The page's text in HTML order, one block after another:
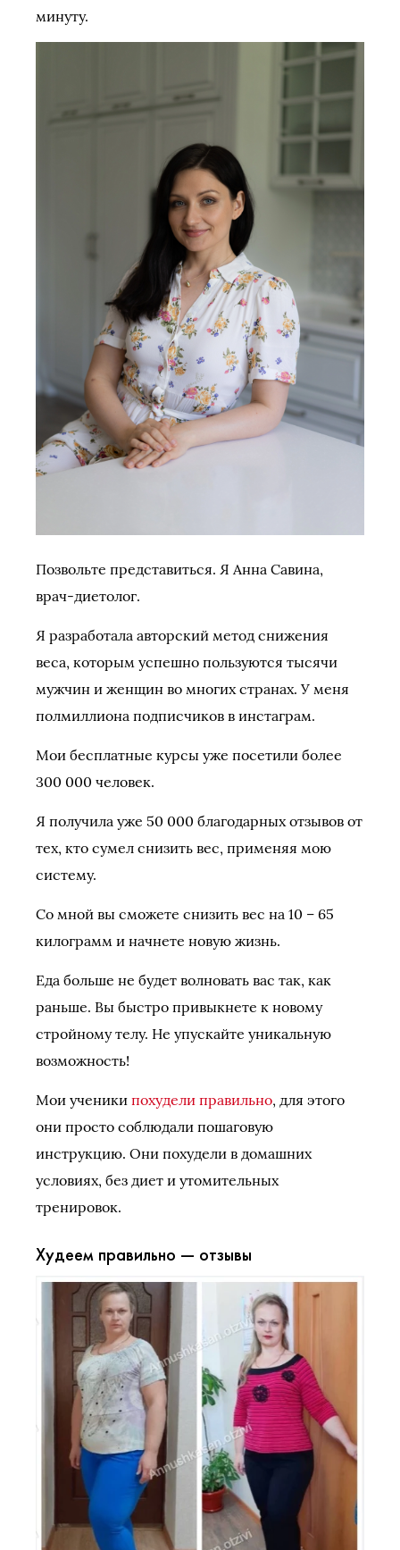
минуту.
Позвольте представиться. Я Анна Савина,
врач-диетолог.
Я разработала авторский метод снижения
веса, которым успешно пользуются тысячи
мужчин и женщин во многих странах. У меня
полмиллиона подписчиков в инстаграм.
Мои бесплатные курсы уже посетили более
300 000 человек.
Я получила уже 50 000 благодарных отзывов от
тех, кто сумел снизить вес, применяя мою
систему.
Со мной вы сможете снизить вес на 10 – 65
килограмм и начнете новую жизнь.
Еда больше не будет волновать вас так, как
раньше. Вы быстро привыкнете к новому
стройному телу. Не упускайте уникальную
возможность!
Мои ученики похудели правильно, для этого
они просто соблюдали пошаговую
инструкцию. Они похудели в домашних
условиях, без диет и утомительных
тренировок.
Худеем правильно — отзывы